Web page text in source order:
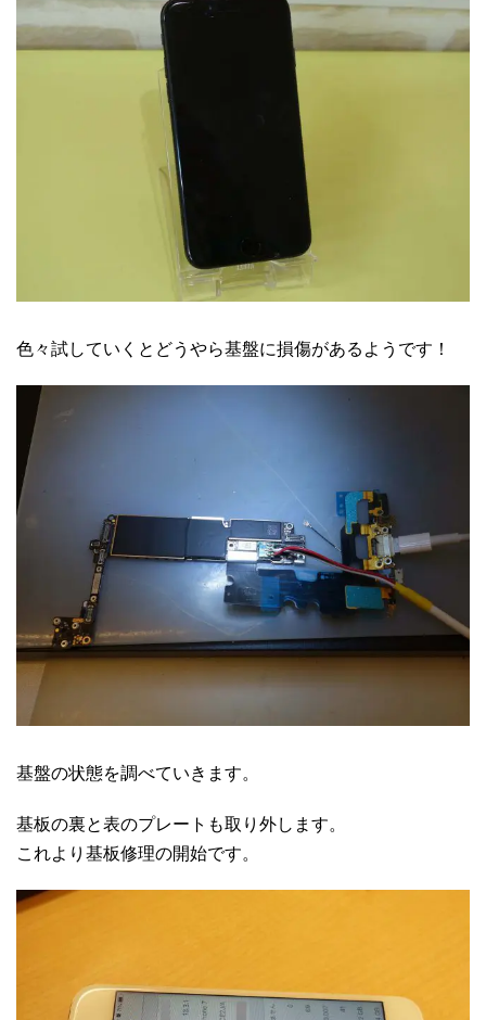
色々試していくとどうやら基盤に損傷があるようです！
基盤の状態を調べていきます。
基板の裏と表のプレートも取り外します。
これより基板修理の開始です。